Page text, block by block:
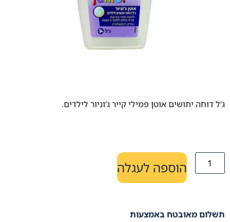
ג’ל דוחה יתושים אוטן פמילי קייר ג’וניור לילדים.
הוספה לעגלה
תשלום מאובטח באמצעות